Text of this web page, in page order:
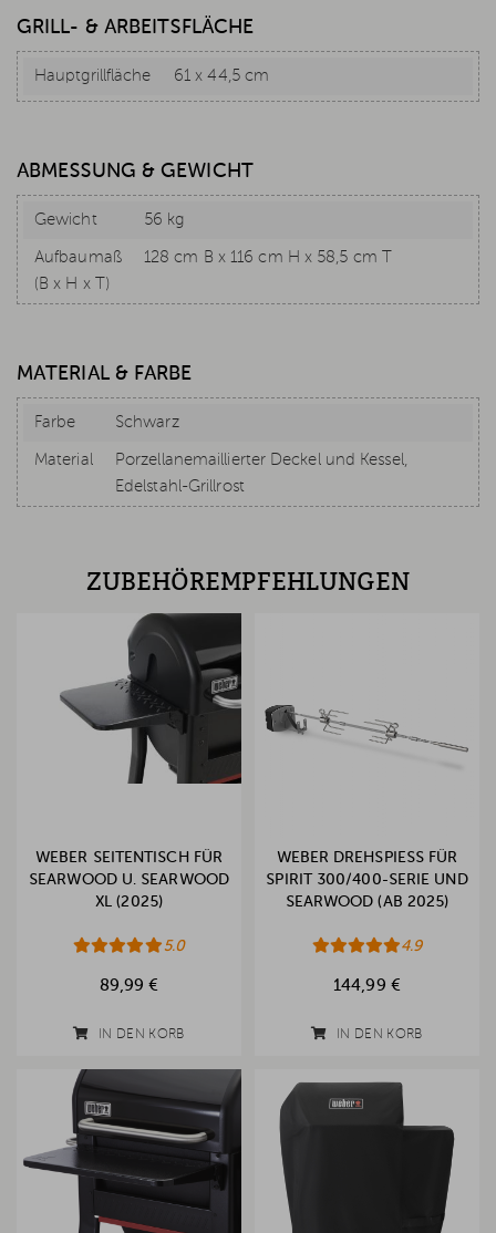
GRILL- & ARBEITSFLÄCHE
Hauptgrillfläche 61 x 44,5 cm
ABMESSUNG & GEWICHT
Gewicht 56 kg
Aufbaumaß
(B x H x T)
128 cm B x 116 cm H x 58,5 cm T
MATERIAL & FARBE
Farbe Schwarz
Material
Porzellanemaillierter Deckel und Kessel,
Edelstahl-Grillrost
ZUBEHÖREMPFEHLUNGEN
WEBER SEITENTISCH FÜR
SEARWOOD U. SEARWOOD
XL (2025)
5.0
89,99 €
IN DEN KORB
WEBER DREHSPIESS FÜR S
PIRIT 300/400-SERIE UND S
EARWOOD (AB 2025)
4.9
144,99 €
IN DEN KORB